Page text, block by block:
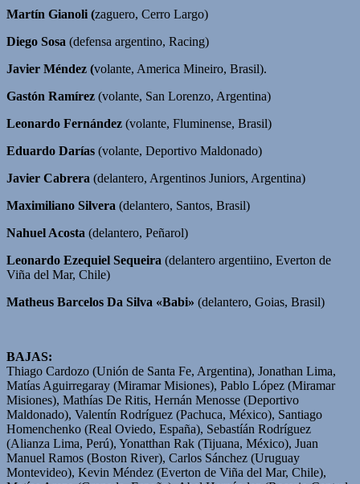
Martín Gianoli (zaguero, Cerro Largo)
Diego Sosa (defensa argentino, Racing)
Javier Méndez (volante, America Mineiro, Brasil).
Gastón Ramírez (volante, San Lorenzo, Argentina)
Leonardo Fernández (volante, Fluminense, Brasil)
Eduardo Darías (volante, Deportivo Maldonado)
Javier Cabrera (delantero, Argentinos Juniors, Argentina)
Maximiliano Silvera (delantero, Santos, Brasil)
Nahuel Acosta (delantero, Peñarol)
Leonardo Ezequiel Sequeira (delantero argentiino, Everton de
Viña del Mar, Chile)
Matheus Barcelos Da Silva «Babi» (delantero, Goias, Brasil)
BAJAS:
Thiago Cardozo (Unión de Santa Fe, Argentina), Jonathan Lima,
Matías Aguirregaray (Miramar Misiones), Pablo López (Miramar
Misiones), Mathías De Ritis, Hernán Menosse (Deportivo
Maldonado), Valentín Rodríguez (Pachuca, México), Santiago
Homenchenko (Real Oviedo, España), Sebastíán Rodríguez
(Alianza Lima, Perú), Yonatthan Rak (Tijuana, México), Juan
Manuel Ramos (Boston River), Carlos Sánchez (Uruguay
Montevideo), Kevin Méndez (Everton de Viña del Mar, Chile),